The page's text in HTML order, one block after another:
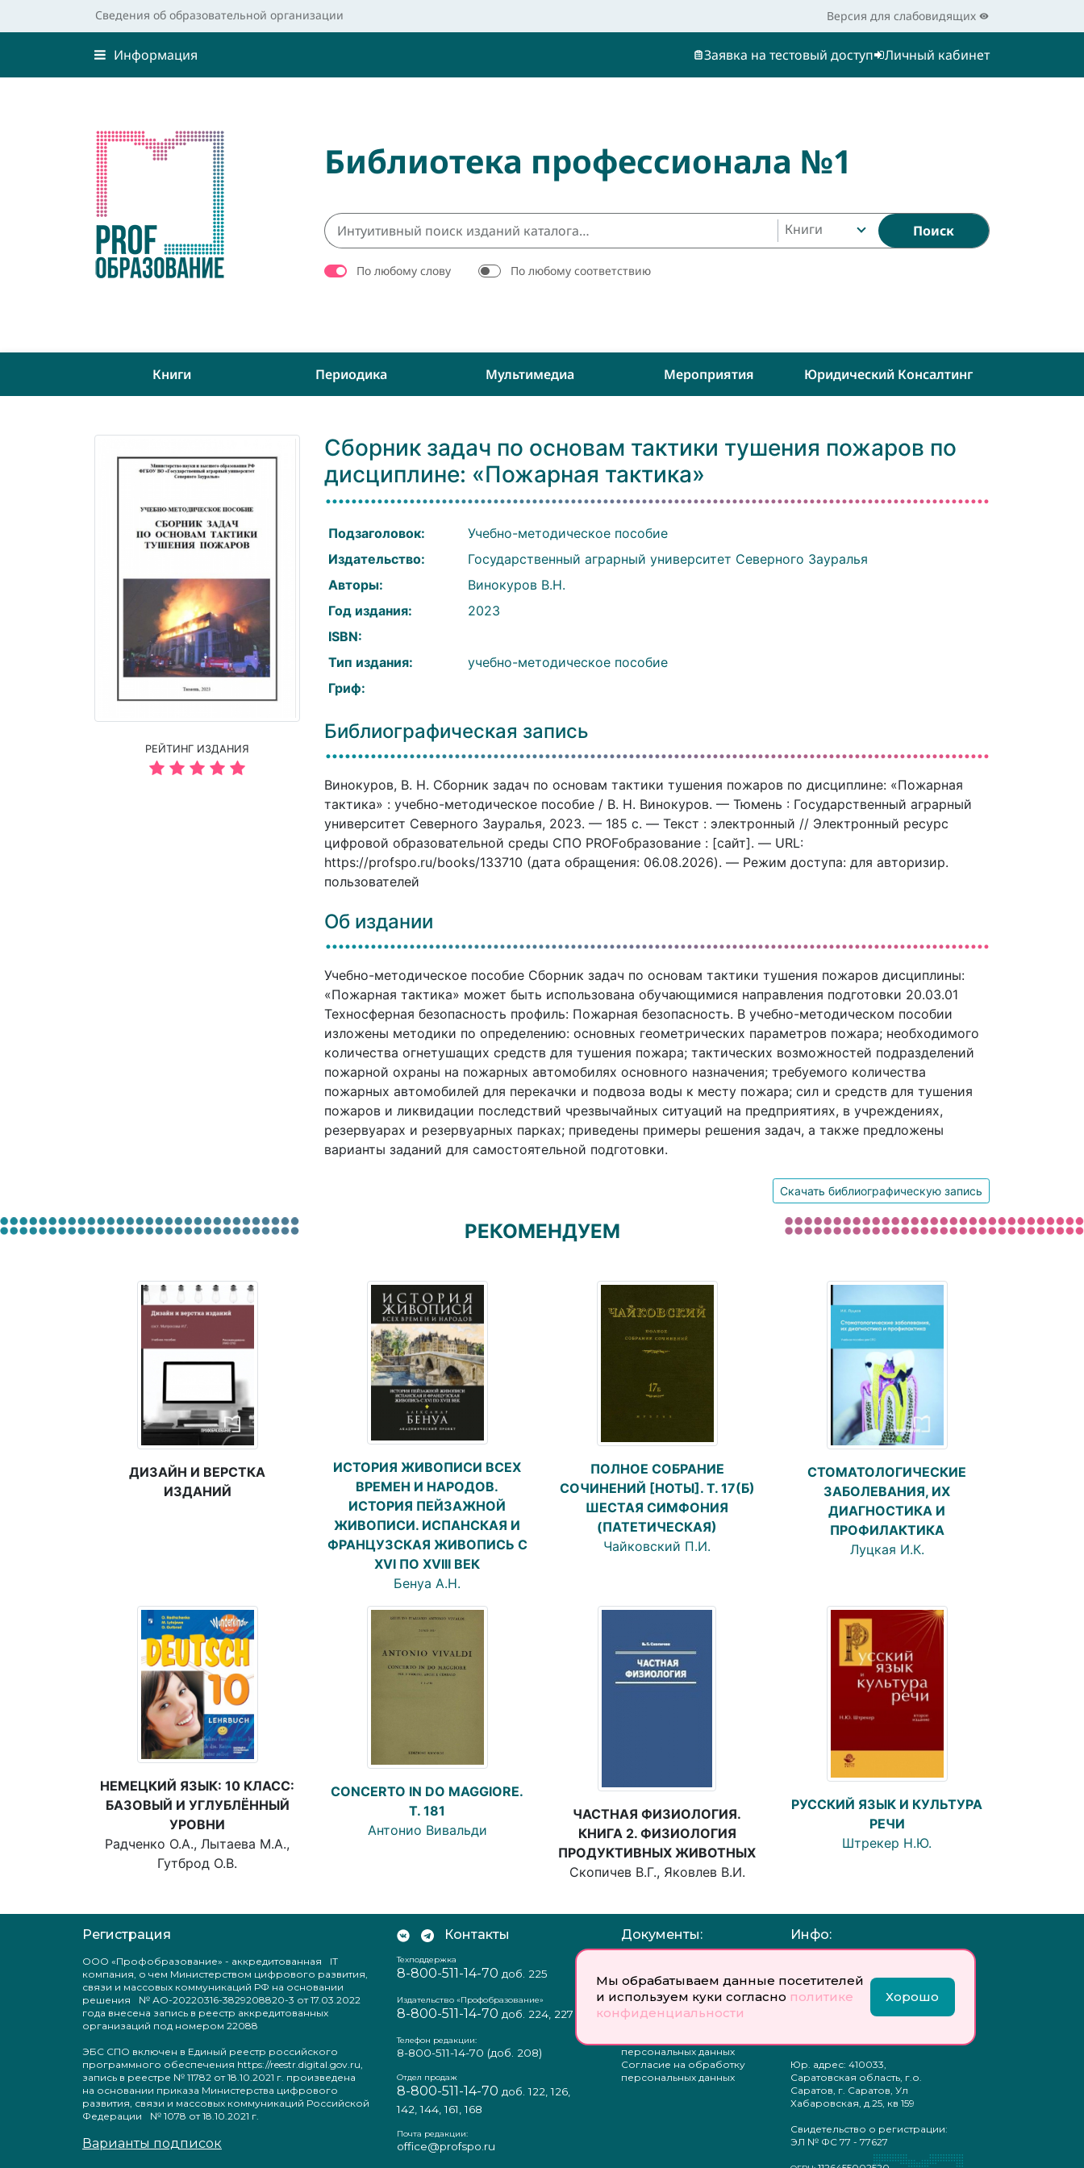
Мы обрабатываем данные посетителей
и используем куки согласно политике
конфиденциальности
Хорошо
Сведения об образовательной организации Версия для слабовидящих
Информация Заявка на тестовый доступ Личный кабинет
Библиотека профессионала №1
Книги Поиск
По любому слову По любому соответствию
Книги Периодика Мультимедиа Мероприятия Юридический Консалтинг
РЕЙТИНГ ИЗДАНИЯ
Сборник задач по основам тактики тушения пожаров по
дисциплине: «Пожарная тактика»
Подзаголовок:
Учебно-методическое пособие
Издательство:
Государственный аграрный университет Северного Зауралья
Авторы:
Винокуров В.Н.
Год издания:
2023
ISBN:
Тип издания:
учебно-методическое пособие
Гриф:
Библиографическая запись
Винокуров, В. Н. Сборник задач по основам тактики тушения пожаров по дисциплине: «Пожарная
тактика» : учебно-методическое пособие / В. Н. Винокуров. — Тюмень : Государственный аграрный
университет Северного Зауралья, 2023. — 185 c. — Текст : электронный // Электронный ресурс
цифровой образовательной среды СПО PROFобразование : [сайт]. — URL:
https://profspo.ru/books/133710 (дата обращения: 06.08.2026). — Режим доступа: для авторизир.
пользователей
Об издании
Учебно-методическое пособие Сборник задач по основам тактики тушения пожаров дисциплины:
«Пожарная тактика» может быть использована обучающимися направления подготовки 20.03.01
Техносферная безопасность профиль: Пожарная безопасность. В учебно-методическом пособии
изложены методики по определению: основных геометрических параметров пожара; необходимого
количества огнетушащих средств для тушения пожара; тактических возможностей подразделений
пожарной охраны на пожарных автомобилях основного назначения; требуемого количества
пожарных автомобилей для перекачки и подвоза воды к месту пожара; сил и средств для тушения
пожаров и ликвидации последствий чрезвычайных ситуаций на предприятиях, в учреждениях,
резервуарах и резервуарных парках; приведены примеры решения задач, а также предложены
варианты заданий для самостоятельной подготовки.
Скачать библиографическую запись
РЕКОМЕНДУЕМ
ДИЗАЙН И ВЕРСТКА
ИЗДАНИЙ
ИСТОРИЯ ЖИВОПИСИ ВСЕХ
ВРЕМЕН И НАРОДОВ.
ИСТОРИЯ ПЕЙЗАЖНОЙ
ЖИВОПИСИ. ИСПАНСКАЯ И
ФРАНЦУЗСКАЯ ЖИВОПИСЬ С
XVI ПО XVIII ВЕК
Бенуа А.Н.
ПОЛНОЕ СОБРАНИЕ
СОЧИНЕНИЙ [НОТЫ]. Т. 17(Б)
ШЕСТАЯ СИМФОНИЯ
(ПАТЕТИЧЕСКАЯ)
Чайковский П.И.
СТОМАТОЛОГИЧЕСКИЕ
ЗАБОЛЕВАНИЯ, ИХ
ДИАГНОСТИКА И
ПРОФИЛАКТИКА
Луцкая И.К.
НЕМЕЦКИЙ ЯЗЫК: 10 КЛАСС:
БАЗОВЫЙ И УГЛУБЛЁННЫЙ
УРОВНИ
Радченко О.А., Лытаева М.А.,
Гутброд О.В.
CONCERTO IN DO MAGGIORE.
T. 181
Антонио Вивальди
ЧАСТНАЯ ФИЗИОЛОГИЯ.
КНИГА 2. ФИЗИОЛОГИЯ
ПРОДУКТИВНЫХ ЖИВОТНЫХ
Скопичев В.Г., Яковлев В.И.
РУССКИЙ ЯЗЫК И КУЛЬТУРА
РЕЧИ
Штрекер Н.Ю.
Регистрация
ООО «Профобразование» - аккредитованная IT
компания, о чем Министерством цифрового развития,
связи и массовых коммуникаций РФ на основании
решения № АО-20220316-3829208820-3 от 17.03.2022
года внесена запись в реестр аккредитованных
организаций под номером 22088
ЭБС СПО включен в Единый реестр российского
программного обеспечения https://reestr.digital.gov.ru,
запись в реестре № 11782 от 18.10.2021 г. произведена
на основании приказа Министерства цифрового
развития, связи и массовых коммуникаций Российской
Федерации № 1078 от 18.10.2021 г.
Варианты подписок
Контакты
Техподдержка
8-800-511-14-70 доб. 225
Издательство «Профобразование»
8-800-511-14-70 доб. 224, 227
Телефон редакции:
8-800-511-14-70 (доб. 208)
Отдел продаж
8-800-511-14-70 доб. 122, 126,
142, 144, 161, 168
Почта редакции:
office@profspo.ru
Документы:
персональных данных
Пользовательское
соглашение
Политика
персональных данных
Согласие на обработку
персональных данных
Инфо:
ограниченной
ответственностью
«Профобразование»
Юр. адрес: 410033,
Саратовская область, г.о.
Саратов, г. Саратов, Ул
Хабаровская, д.25, кв 159
Свидетельство о регистрации:
ЭЛ № ФС 77 - 77627